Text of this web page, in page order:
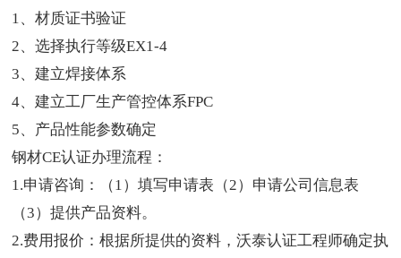
1、材质证书验证
2、选择执行等级EX1-4
3、建立焊接体系
4、建立工厂生产管控体系FPC
5、产品性能参数确定
钢材CE认证办理流程：
1.申请咨询：（1）填写申请表（2）申请公司信息表
（3）提供产品资料。
2.费用报价：根据所提供的资料，沃泰认证工程师确定执